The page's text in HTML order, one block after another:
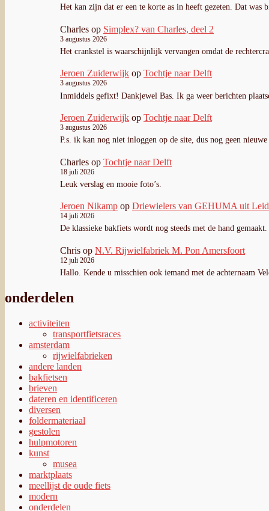
Het kan zijn dat er een te korte as in heeft gezeten. Dat
Charles op Simplex? van Charles, deel 2
3 augustus 2026
Het crankstel is waarschijnlijk vervangen omdat de
Jeroen Zuiderwijk op Tochtje naar Delft
3 augustus 2026
Inmiddels gefixt! Dankjewel Bas. Ik ga weer berichten
Jeroen Zuiderwijk op Tochtje naar Delft
3 augustus 2026
P.s. ik kan nog niet inloggen op de site, dus nog geen
Charles op Tochtje naar Delft
18 juli 2026
Leuk verslag en mooie foto’s.
Jeroen Nikamp op Driewielers van GEHUMA uit
14 juli 2026
De klassieke bakfiets wordt nog steeds met de hand
Chris op N.V. Rijwielfabriek M. Pon Amersfoort
12 juli 2026
Hallo. Kende u misschien ook iemand met de achternaam
onderdelen
activiteiten
transportfietsraces
amsterdam
rijwielfabrieken
andere landen
bakfietsen
brieven
dateren en identificeren
diversen
foldermateriaal
gestolen
hulpmotoren
kunst
musea
marktplaats
meellijst de oude fiets
modern
onderdelen